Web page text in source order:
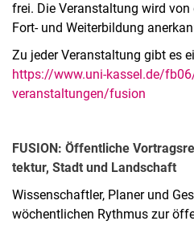
frei. Die Veranstaltung wird
Fort- und Weiterbildung
Zu jeder Veranstaltung gibt es
https://www.uni-kassel.de/
veranstaltungen/fusion
FUSION: Öf­fent­li­che
tek­tur, Stadt und Land­schaft
Wissenschaftler, Planer und
wöchentlichen Rythmus zur